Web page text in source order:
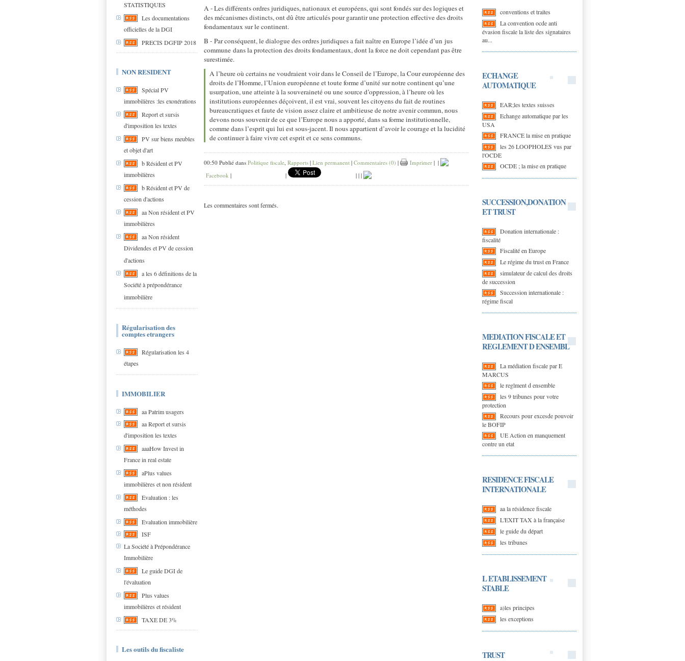
STATISTIQUES
Les documentations
officielles de la DGI
PRECIS DGFIP 2018
NON RESIDENT
Spécial PV
immobilières :les exonérations
Report et sursis
d'imposition les textes
PV sur biens meubles
et objet d'art
b Résident et PV
immobilières
b Résident et PV de
cession d'actions
aa Non résident et PV
immobilières
aa Non résident
Dividendes et PV de cession
d'actions
a les 6 définitions de la
Société à prépondérance
immobilière
Régularisation des
comptes etrangers
Régularisation les 4
étapes
IMMOBILIER
aa Patrim usagers
aa Report et sursis
d'imposition les textes
aaaHow Invest in
France in real estate
aPlus values
immobilières et non résident
Evaluation : les
méthodes
Evaluation immobilière
ISF
La Société à Prépondérance
Immobilière
Le guide DGI de
l'évaluation
Plus values
immobilières et résident
TAXE DE 3%
Les outils du fiscaliste
conventions et traites
La convention ocde anti
évasion fiscale la liste des signataires
au...
ECHANGE
AUTOMATIQUE
EAR;les textes suisses
Echange automatique par les
USA
FRANCE la mise en pratique
les 26 LOOPHOLES vus par
l'OCDE
OCDE ; la mise en pratique
SUCCESSION,DONATION
ET TRUST
Donation internationale :
fiscalité
Fiscalité en Europe
Le régime du trust en France
simulateur de calcul des droits
de succession
Succession internationale :
régime fiscal
MEDIATION FISCALE ET
REGLEMENT D ENSEMBL
La médiation fiscale par E
MARCUS
le reglment d ensemble
les 9 tribunes pour votre
protection
Recours pour excesde pouvoir
le BOFIP
UE Action en manquement
contre un etat
RESIDENCE FISCALE
INTERNATIONALE
aa la résidence fiscale
L'EXIT TAX à la française
le guide du départ
les tribunes
L ETABLISSEMENT
STABLE
a)les principes
les exceptions
TRUST
A - Les différents ordres juridiques, nationaux et européens, qui sont fondés sur des logiques et
des mécanismes distincts, ont dû être articulés pour garantir une protection effective des droits
fondamentaux sur le continent.
B - Par conséquent, le dialogue des ordres juridiques a fait naître en Europe l’idée d’un jus
commune dans la protection des droits fondamentaux, dont la force ne doit cependant pas être
surestimée.
A l’heure où certains ne voudraient voir dans le Conseil de l’Europe, la Cour européenne des
droits de l’Homme, l’Union européenne et toute forme d’unité sur notre continent qu’une
usurpation, une atteinte à la souveraineté ou une source d’oppression, à l’heure où les
institutions européennes déçoivent, il est vrai, souvent les citoyens du fait de routines
bureaucratiques et faute de vision assez claire et ambitieuse de notre avenir commun, nous
devons nous souvenir de ce que l’Europe nous a apporté, dans sa forme institutionnelle,
comme dans l’esprit qui lui est sous-jacent. Il nous appartient d’avoir le courage et la lucidité
de continuer à faire vivre cet esprit et ce sens communs.
00:50 Publié dans Politique fiscale, Rapports | Lien permanent | Commentaires (0) | Imprimer | |
Facebook | | | | |
Les commentaires sont fermés.